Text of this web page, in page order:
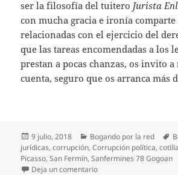
ser la filosofía del tuitero Jurista
con mucha gracia e ironía comparte
relacionadas con el ejercicio del
que las tareas encomendadas a los
prestan a pocas chanzas, os invito a
cuenta, seguro que os arranca más
Publicado
el
9 julio, 2018 Categorías
Bogando por la red
jurídicas,corrupción,Corrupción política,
Picasso,San Fermín,Sanfermines 78 Gogoan
Deja un comentarioen Bogando por la red: